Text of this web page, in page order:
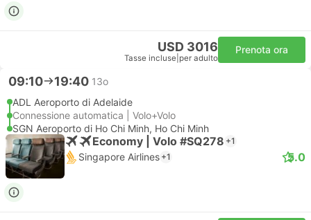
USD 3016
Tasse incluse per adulto
Prenota ora
09:10 19:40 13o
ADL Aeroporto di Adelaide
Connessione automatica | Volo+Volo
SGN Aeroporto di Ho Chi Minh, Ho Chi Minh
Economy | Volo #SQ278 +1
Singapore Airlines +1 5.0